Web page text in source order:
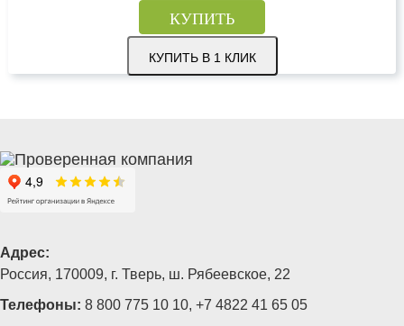
КУПИТЬ
КУПИТЬ В 1 КЛИК
Адрес:
Россия, 170009, г. Тверь, ш. Рябеевское, 22
Телефоны: 8 800 775 10 10, +7 4822 41 65 05